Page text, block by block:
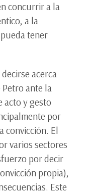
concurrir a la
a la
tener
acerca
ante la
acto y gesto
por
convicción. El
varios sectores
por decir
propia),
Este